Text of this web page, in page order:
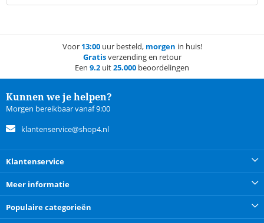
Voor 13:00uur besteld, morgen in huis!
Gratisverzending en retour
Een 9.2 uit25.000 beoordelingen
Kunnen we je helpen?
Morgen bereikbaar vanaf 9:00
klantenservice@shop4.nl
Klantenservice
Meer informatie
Populaire categorieën